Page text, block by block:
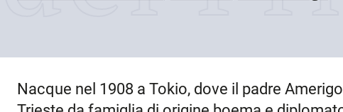
Nacque nel 1908 a Tokio, dove il padre